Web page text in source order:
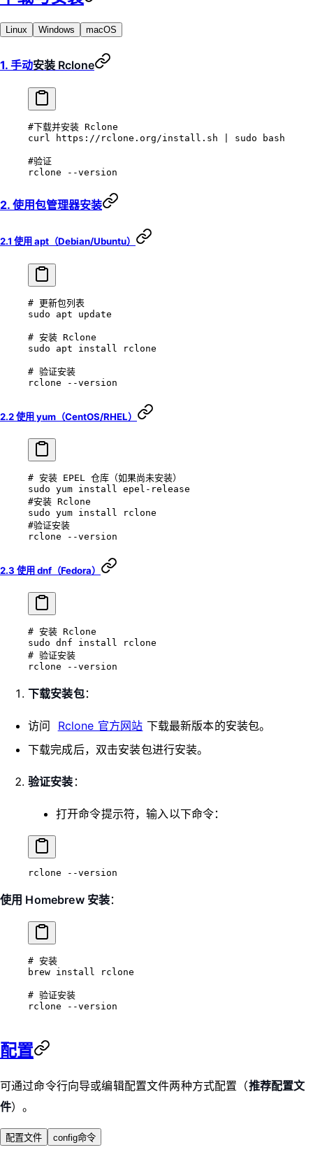
Linux Windows macOS
1. 手动安装 Rclone
#下载并安装 Rclone
curl
https://rclone.org/install.sh sudo bash
#验证
rclone --version
2. 使用包管理器安装
2.1 使用 apt（Debian/Ubuntu）
# 更新包列表
sudo apt update
# 安装 Rclone
sudo apt install rclone
# 验证安装
rclone --version
2.2 使用 yum（CentOS/RHEL）
# 安装 EPEL 仓库（如果尚未安装）
sudo yum install
epel-release
#安装 Rclone
sudo yum install
rclone
#验证安装
rclone --version
2.3 使用 dnf（Fedora）
# 安装 Rclone
sudo dnf install rclone
# 验证安装
rclone --version
下载安装包：
访问 Rclone 官方网站 下载最新版本的安装包。
下载完成后，双击安装包进行安装。
验证安装 ：
打开命令提示符，输入以下命令：
rclone --version
使用 Homebrew 安装：
# 安装
brew install rclone
# 验证安装
rclone --version
配置
可通过命令行向导或编辑配置文件两种方式配置（推荐配置文
件）。
配置文件 config命令